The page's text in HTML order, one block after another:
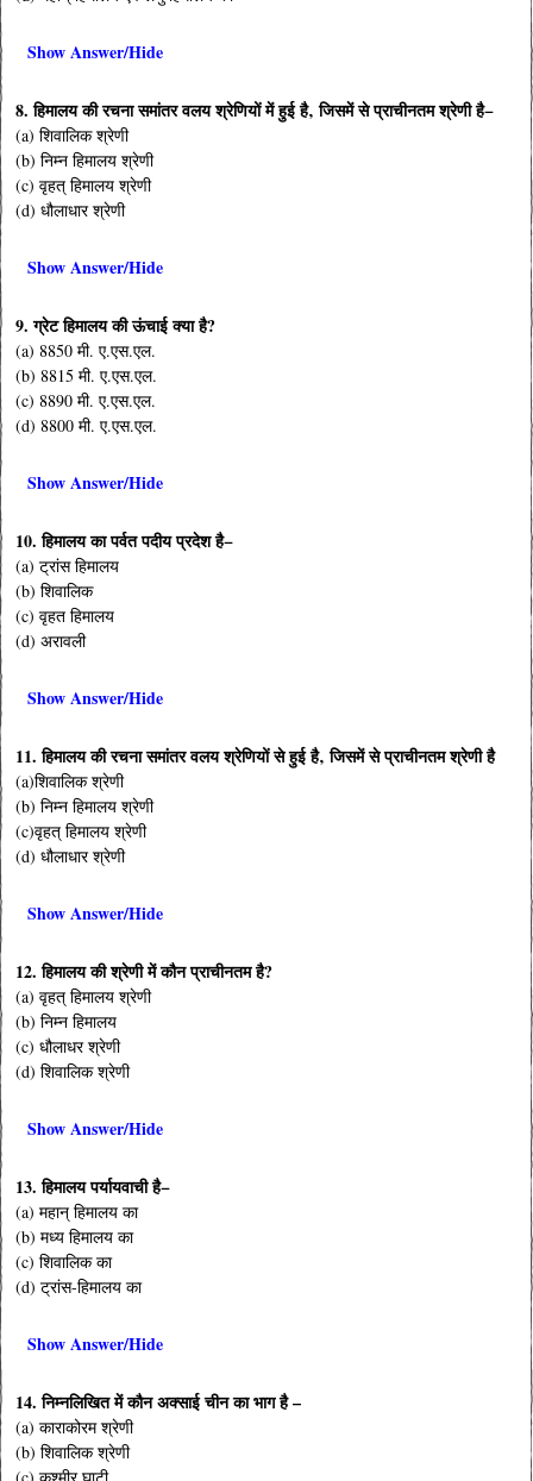
Show Answer/Hide
8. हिमालय की रचना समांतर वलय श्रेणियों में हुई है‚ जिसमें से प्राचीनतम श्रेणी है−
(a) शिवालिक श्रेणी
(b) निम्न हिमालय श्रेणी
(c) वृहत् हिमालय श्रेणी
(d) धौलाधार श्रेणी
Show Answer/Hide
9. ग्रेट हिमालय की ऊंचाई क्या है?
(a) 8850 मी. ए.एस.एल.
(b) 8815 मी. ए.एस.एल.
(c) 8890 मी. ए.एस.एल.
(d) 8800 मी. ए.एस.एल.
Show Answer/Hide
10. हिमालय का पर्वत पदीय प्रदेश है−
(a) ट्रांस हिमालय
(b) शिवालिक
(c) वृहत हिमालय
(d) अरावली
Show Answer/Hide
11. हिमालय की रचना समांतर वलय श्रेणियों से हुई है‚ जिसमें से प्राचीनतम श्रेणी है
(a)शिवालिक श्रेणी
(b) निम्न हिमालय श्रेणी
(c)वृहत् हिमालय श्रेणी
(d) धौलाधार श्रेणी
Show Answer/Hide
12. हिमालय की श्रेणी में कौन प्राचीनतम है?
(a) वृहत् हिमालय श्रेणी
(b) निम्न हिमालय
(c) धौलाधर श्रेणी
(d) शिवालिक श्रेणी
Show Answer/Hide
13. हिमालय पर्यायवाची है−
(a) महान् हिमालय का
(b) मध्य हिमालय का
(c) शिवालिक का
(d) ट्रांस-हिमालय का
Show Answer/Hide
14. निम्नलिखित में कौन अक्साई चीन का भाग है –
(a) काराकोरम श्रेणी
(b) शिवालिक श्रेणी